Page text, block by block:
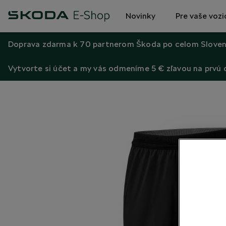
Novinky Pre vaše
Doprava zdarma k 70 partnerom Škoda po celom
Vytvorte si účet a my vás odmeníme 5 € zľavou na